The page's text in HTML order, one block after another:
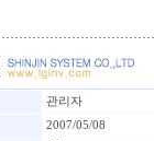
관리자
2007/05/08